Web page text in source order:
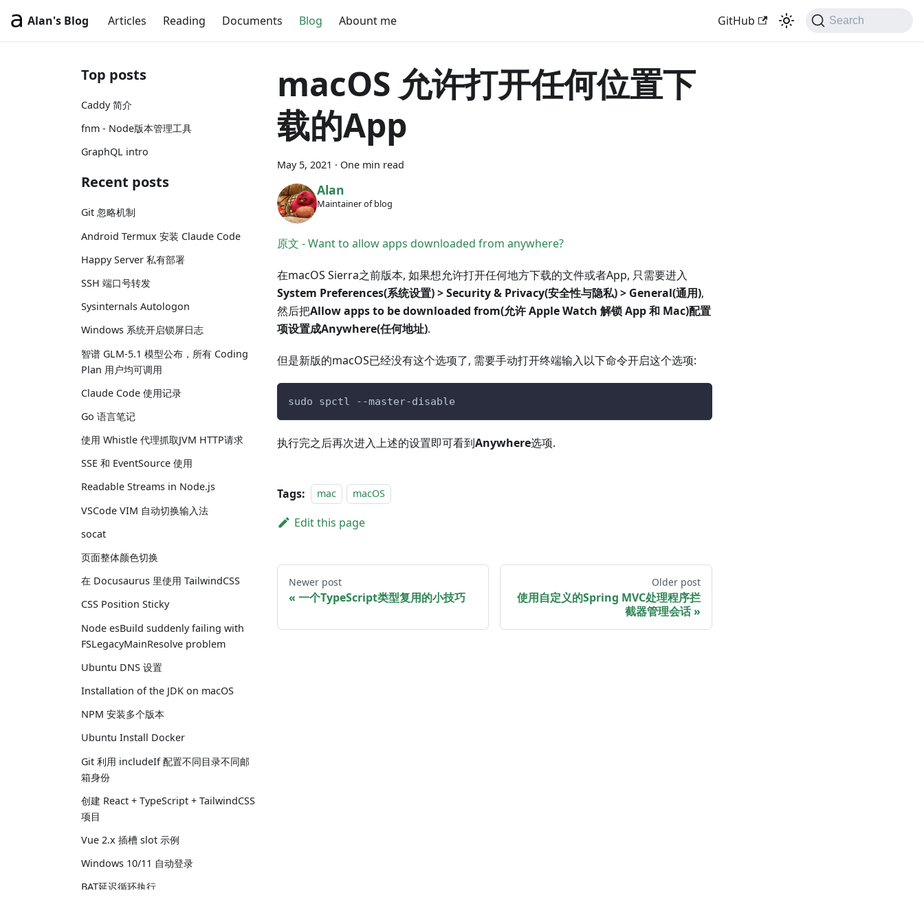
Alan's Blog Articles Reading Documents Blog Abount me GitHub Search
Top posts
Caddy 简介
fnm - Node版本管理工具
GraphQL intro
Recent posts
Git 忽略机制
Android Termux 安装 Claude Code
Happy Server 私有部署
SSH 端口号转发
Sysinternals Autologon
Windows 系统开启锁屏日志
智谱 GLM-5.1 模型公布，所有 Coding
Plan 用户均可调用
Claude Code 使用记录
Go 语言笔记
使用 Whistle 代理抓取JVM HTTP请求
SSE 和 EventSource 使用
Readable Streams in Node.js
VSCode VIM 自动切换输入法
socat
页面整体颜色切换
在 Docusaurus 里使用 TailwindCSS
CSS Position Sticky
Node esBuild suddenly failing with
FSLegacyMainResolve problem
Ubuntu DNS 设置
Installation of the JDK on macOS
NPM 安装多个版本
Ubuntu Install Docker
Git 利用 includeIf 配置不同目录不同邮
箱身份
创建 React + TypeScript + TailwindCSS
项目
Vue 2.x 插槽 slot 示例
Windows 10/11 自动登录
BAT延迟循环执行
macOS 允许打开任何位置下
载的App
May 5, 2021 · One min read
Alan
Maintainer of blog
原文 - Want to allow apps downloaded from anywhere?
在macOS Sierra之前版本, 如果想允许打开任何地方下载的文件或者App, 只需要进入
System Preferences(系统设置) > Security & Privacy(安全性与隐私) > General(通用),
然后把Allow apps to be downloaded from(允许 Apple Watch 解锁 App 和 Mac)配置
项设置成Anywhere(任何地址).
但是新版的macOS已经没有这个选项了, 需要手动打开终端输入以下命令开启这个选项:
sudo spctl --master-disable
执行完之后再次进入上述的设置即可看到Anywhere选项.
Tags: mac macOS
Edit this page
Newer post
一个TypeScript类型复用的小技巧
Older post
使用自定义的Spring MVC处理程序拦
截器管理会话